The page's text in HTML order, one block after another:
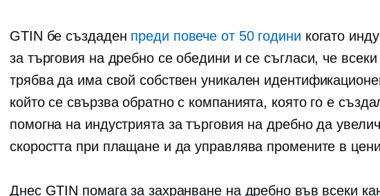
GTIN бе създаден преди повече от 50 години когато
за търговия на дребно се обедини и се съгласи, че всеки
трябва да има свой собствен уникален
който се свързва обратно с компанията, която го е
помогна на индустрията за търговия на дребно да
скоростта при плащане и да управлява промените в
Днес GTIN помага за захранване на дребно във всеки